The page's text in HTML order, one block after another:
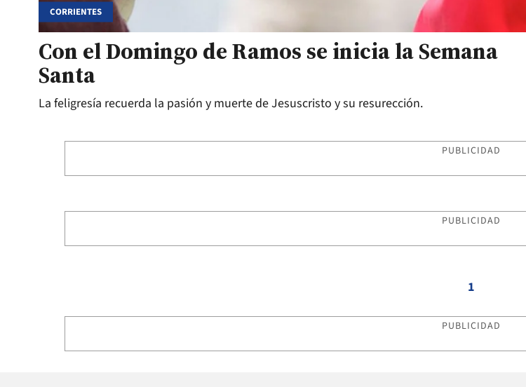
CORRIENTES
Con el Domingo de Ramos se inicia la Semana
Santa
La feligresía recuerda la pasión y muerte de Jesuscristo y su resurección.
PUBLICIDAD
PUBLICIDAD
1
PUBLICIDAD